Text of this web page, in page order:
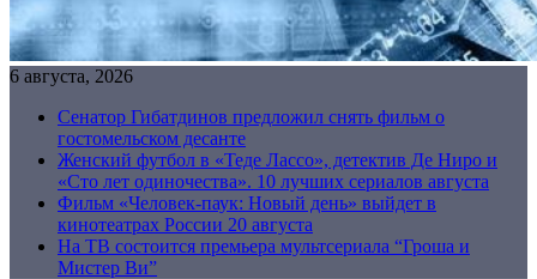
6 августа, 2026
Сенатор Гибатдинов предложил снять фильм о
гостомельском десанте
Женский футбол в «Теде Лассо», детектив Де Ниро и
«Сто лет одиночества». 10 лучших сериалов августа
Фильм «Человек-паук: Новый день» выйдет в
кинотеатрах России 20 августа
На ТВ состоится премьера мультсериала “Гроша и
Мистер Ви”